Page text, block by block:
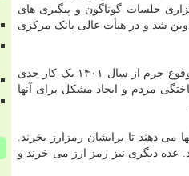
جلسات گوناگون و پیگیری های
شد و در هیأت عالی بانک مرکزی
به گفته مسئولان رمزارزها و ساماندهی آنها یکی از مطالبات جدی قوه قضائیه است؛ معاونت پیش گیری از وقوع جرم از سال ۱۴۰۱ یک کار جدی
مردم و ایجاد مشکل برای آنها
می دهند تا برایشان رمزارز بخرند.
عده دیگری نیز رمز ارز می خرند و